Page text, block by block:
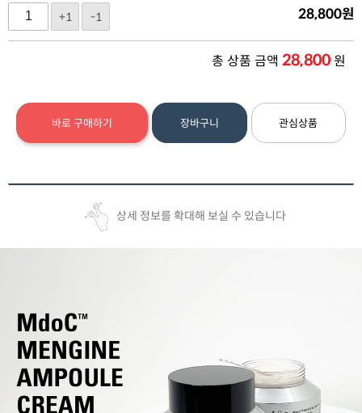
+1
-1 28,800원
총 상품 금액 28,800원
바로 구매하기 장바구니 관심상품
상세 정보를 확대해 보실 수 있습니다